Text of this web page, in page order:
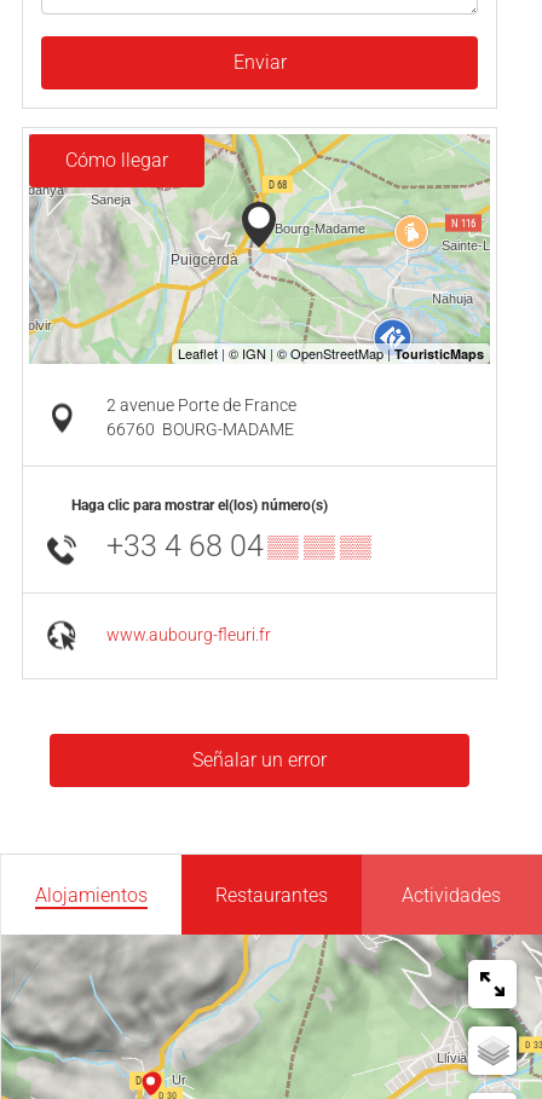
Enviar
Cómo llegar
2 avenue Porte de France
66760 BOURG-MADAME
Haga clic para mostrar el(los) número(s)
+33 4 68 04▒▒ ▒▒ ▒▒
www.aubourg-fleuri.fr
Señalar un error
Alojamientos Restaurantes Actividades